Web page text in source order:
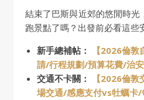
結束了巴斯與近郊的悠閒時
跑景點了嗎？出發前必看這些
新手總補帖：
【2026倫
請/行程規劃/預算花費/治
交通不卡關：
【2026倫
場交通/感應支付vs牡蠣卡